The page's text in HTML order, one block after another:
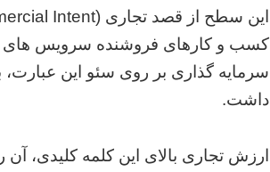
کسب و کارهای فروشنده سرویس های
سرمایه گذاری بر روی سئو این
داشت.
ارزش تجاری بالای این کلمه کلیدی،